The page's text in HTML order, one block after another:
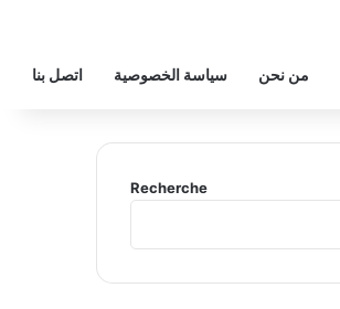
اتصل بنا سياسة الخصوصية من نحن
Recherche